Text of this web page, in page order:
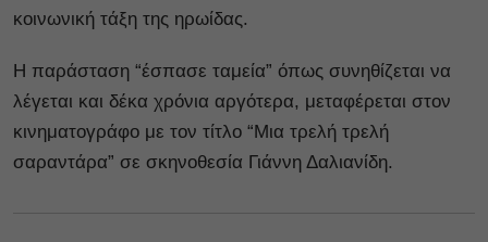
κοινωνική τάξη της ηρωίδας.
Η παράσταση “έσπασε ταμεία” όπως συνηθίζεται να
λέγεται και δέκα χρόνια αργότερα, μεταφέρεται στον
κινηματογράφο με τον τίτλο “Μια τρελή τρελή
σαραντάρα” σε σκηνοθεσία Γιάννη Δαλιανίδη.